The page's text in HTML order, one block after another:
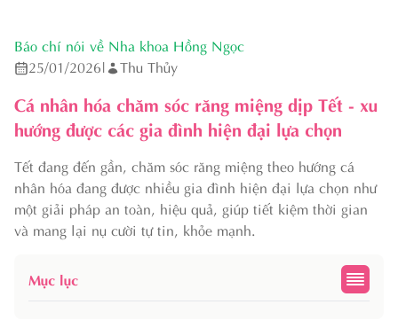
Báo chí nói về Nha khoa Hồng Ngọc
25/01/2026| Thu Thủy
Cá nhân hóa chăm sóc răng miệng dịp Tết - xu
hướng được các gia đình hiện đại lựa chọn
Tết đang đến gần, chăm sóc răng miệng theo hướng cá
nhân hóa đang được nhiều gia đình hiện đại lựa chọn như
một giải pháp an toàn, hiệu quả, giúp tiết kiệm thời gian
và mang lại nụ cười tự tin, khỏe mạnh.
Mục lục